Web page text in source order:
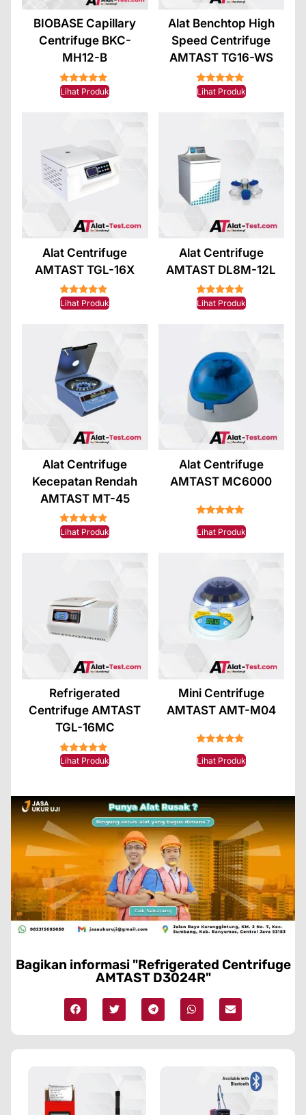
BIOBASE Capillary
Centrifuge BKC-
MH12-B
★★★★★
Lihat Produk
Alat Benchtop High
Speed Centrifuge
AMTAST TG16-WS
★★★★★
Lihat Produk
Alat Centrifuge
AMTAST TGL-16X
★★★★★
Lihat Produk
Alat Centrifuge
AMTAST DL8M-12L
★★★★★
Lihat Produk
Alat Centrifuge
Kecepatan Rendah
AMTAST MT-45
★★★★★
Lihat Produk
Alat Centrifuge
AMTAST MC6000
Lihat Produk
Refrigerated
Centrifuge AMTAST
TGL-16MC
★★★★★
Lihat Produk
Mini Centrifuge
AMTAST AMT-M04
Lihat Produk
Bagikan informasi "Refrigerated Centrifuge
AMTAST D3024R"